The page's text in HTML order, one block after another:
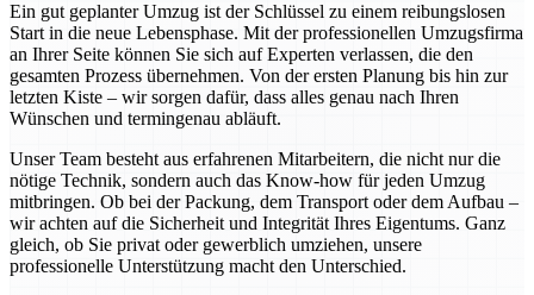
Ein gut geplanter Umzug ist der Schlüssel zu einem reibungslosen
Start in die neue Lebensphase. Mit der professionellen Umzugsfirma
an Ihrer Seite können Sie sich auf Experten verlassen, die den
gesamten Prozess übernehmen. Von der ersten Planung bis hin zur
letzten Kiste – wir sorgen dafür, dass alles genau nach Ihren
Wünschen und termingenau abläuft.
Unser Team besteht aus erfahrenen Mitarbeitern, die nicht nur die
nötige Technik, sondern auch das Know-how für jeden Umzug
mitbringen. Ob bei der Packung, dem Transport oder dem Aufbau –
wir achten auf die Sicherheit und Integrität Ihres Eigentums. Ganz
gleich, ob Sie privat oder gewerblich umziehen, unsere
professionelle Unterstützung macht den Unterschied.